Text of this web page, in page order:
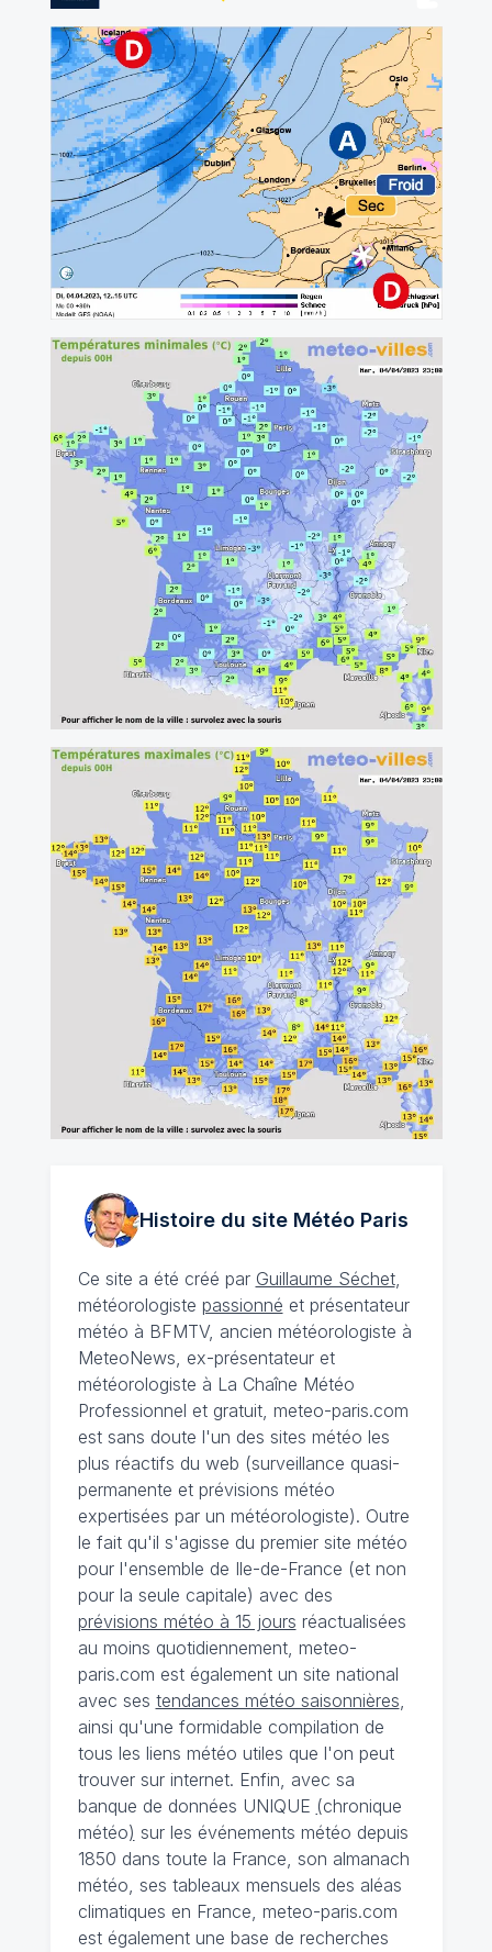
Histoire du site MétéoParis
Ce site a été créé par Guillaume Séchet,
météorologiste passionné et présentateur
météo à BFMTV, ancien météorologiste à
MeteoNews, ex-présentateur et
météorologiste à La Chaîne Météo
Professionnel et gratuit, meteo-paris.com
est sans doute l'un des sites météo les
plus réactifs du web (surveillance quasi-
permanente et prévisions météo
expertisées par un météorologiste). Outre
le fait qu'il s'agisse du premier site météo
pour l'ensemble de Ile-de-France (et non
pour la seule capitale) avec des
prévisions météo à 15 jours réactualisées
au moins quotidiennement, meteo-
paris.com est également un site national
avec ses tendances météo saisonnières,
ainsi qu'une formidable compilation de
tous les liens météo utiles que l'on peut
trouver sur internet. Enfin, avec sa
banque de données UNIQUE (chronique
météo) sur les événements météo depuis
1850 dans toute la France, son almanach
météo, ses tableaux mensuels des aléas
climatiques en France, meteo-paris.com
est également une base de recherches